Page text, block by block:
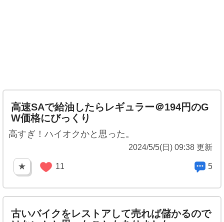
高速SAで給油したらレギュラー＠194円のG
W価格にびっくり
高すぎ！ハイオクかと思った。
2024/5/5(日) 09:38 更新
★ 11 5
古いバイクをレストアして売れば儲かるので